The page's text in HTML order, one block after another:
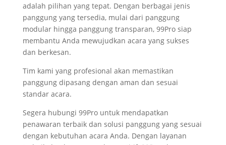
adalah pilihan yang tepat. Dengan berbagai jenis
panggung yang tersedia, mulai dari panggung
modular hingga panggung transparan, 99Pro siap
membantu Anda mewujudkan acara yang sukses
dan berkesan.
Tim kami yang profesional akan memastikan
panggung dipasang dengan aman dan sesuai
standar acara.
Segera hubungi 99Pro untuk mendapatkan
penawaran terbaik dan solusi panggung yang sesuai
dengan kebutuhan acara Anda. Dengan layanan